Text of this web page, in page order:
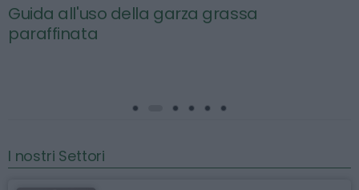
Guida all'uso della garza grassa
paraffinata
I nostri Settori